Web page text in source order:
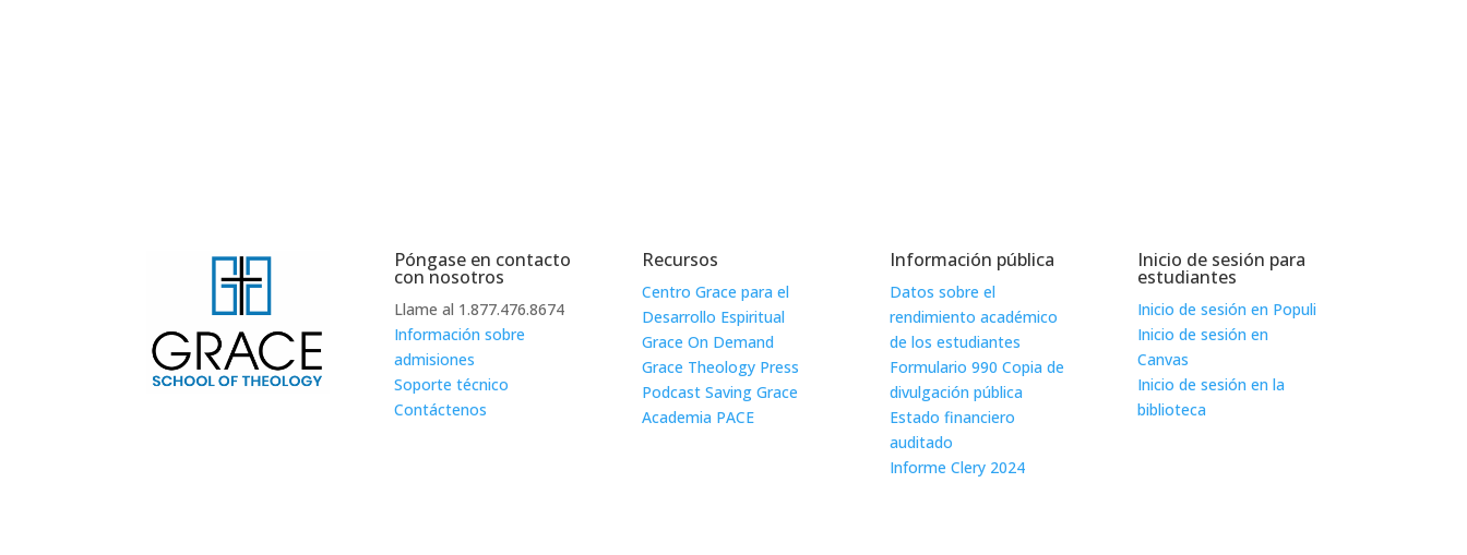
Póngase en contacto
con nosotros
Llame al 1.877.476.8674
Información sobre
admisiones
Soporte técnico
Contáctenos
Recursos
Centro Grace para el
Desarrollo Espiritual
Grace On Demand
Grace Theology Press
Podcast Saving Grace
Academia PACE
Información pública
Datos sobre el
rendimiento académico
de los estudiantes
Formulario 990 Copia de
divulgación pública
Estado financiero
auditado
Informe Clery 2024
Inicio de sesión para
estudiantes
Inicio de sesión en Populi
Inicio de sesión en
Canvas
Inicio de sesión en la
biblioteca